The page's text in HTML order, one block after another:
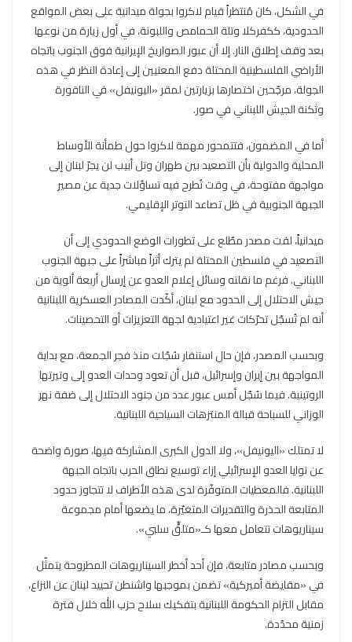
في الشكل، كان مُنتظراً قيام لاكروا بجولة ميدانية على بعض المواقع
الحدودية، ككفركلا وتلة الحمامص واللبونة، في أول زيارة من نوعها
بعد وقف إطلاق النار. إلا أن عبور الصواريخ الإيرانية فوق الجنوب باتجاه
الأراضي الفلسطينية المحتلة دفع المعنيين إلى إعادة النظر في هذه
الجولة، مرجّحين اختصارها بزيارتين لمقر «اليونيفل» في الناقورة
وثكنة الجيش اللبناني في صور.
أما في المضمون، فتتمحور مهمة لاكروا حول طمأنة الأوساط
المحلية والدولية بأن التصعيد بين طهران وتل أبيب لن يجرّ لبنان إلى
مواجهة مفتوحة، في وقت تُطرح فيه تساؤلات جدية عن مصير
الجبهة الجنوبية في ظل تصاعد التوتر الإقليمي.
ميدانياً، لفت مصدر مطّلع على تطورات الوضع الحدودي إلى أن
التصعيد في فلسطين المحتلة لم يترك أثراً مباشراً على جبهة الجنوب
اللبناني. فرغم ما نقلته وسائل إعلام العدو عن إرسال أربعة ألوية من
جيش الاحتلال إلى الحدود مع لبنان، أكّدت المصادر العسكرية اللبنانية
أنه لم تُسجّل تحرّكات غير اعتيادية لجهة التعزيزات أو التحصينات.
وبحسب المصدر، فإن حال استنفار سُجّلت منذ فجر الجمعة، مع بداية
المواجهة بين إيران وإسرائيل، قبل أن تعود وحدات العدو إلى وتيرتها
الروتينية. فيما سُجّل أمس عبور عدد من جنود الاحتلال إلى ضفة نهر
الوزاني للسباحة قبالة المنتزهات السياحية اللبنانية.
لا تمتلك «اليونيفل»، ولا الدول الكبرى المشاركة فيها، صورة واضحة
عن نوايا العدو الإسرائيلي إزاء توسيع نطاق الحرب باتجاه الجبهة
اللبنانية. فالمعطيات المتوفّرة لدى هذه الأطراف لا تتجاوز حدود
المتابعة الحذرة والتقديرات المتغيّرة، ما يضعها أمام مجموعة
سيناريوهات تتعامل معها كـ«متلقٍّ سلبي».
وبحسب مصادر متابعة، فإن أحد أخطر السيناريوهات المطروحة يتمثّل
في «مقايضة أميركية» تضمن بموجبها واشنطن تحييد لبنان عن النزاع،
مقابل التزام الحكومة اللبنانية بتفكيك سلاح حزب الله خلال فترة
زمنية محدّدة.